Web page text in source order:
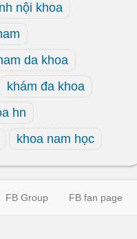
nội khoa
da khoa
khám đa khoa
hn
khoa nam học
FB Group FB fan page